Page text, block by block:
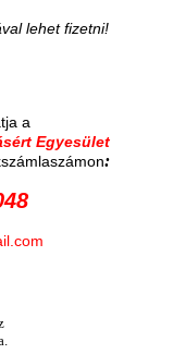
lehet fizetni!
a
Egyesület
: